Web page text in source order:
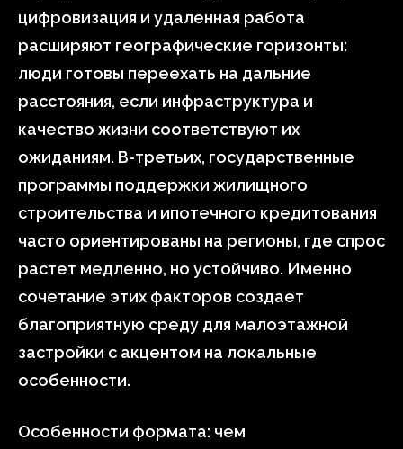
цифровизация и удаленная работа
расширяют географические горизонты:
люди готовы переехать на дальние
расстояния, если инфраструктура и
качество жизни соответствуют их
ожиданиям. В-третьих, государственные
программы поддержки жилищного
строительства и ипотечного кредитования
часто ориентированы на регионы, где спрос
растет медленно, но устойчиво. Именно
сочетание этих факторов создает
благоприятную среду для малоэтажной
застройки с акцентом на локальные
особенности.
Особенности формата: чем